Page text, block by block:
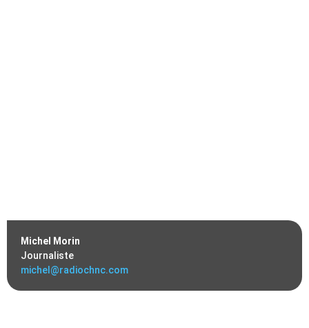
Michel Morin
Journaliste
michel@radiochnc.com